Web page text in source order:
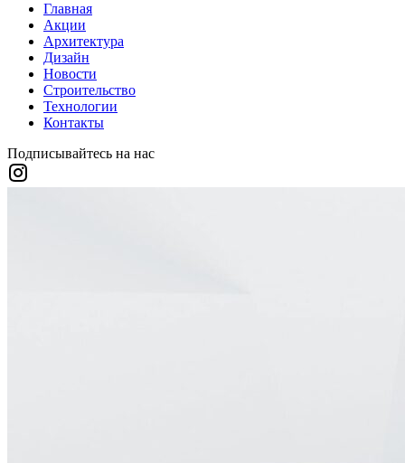
Главная
Акции
Архитектура
Дизайн
Новости
Строительство
Технологии
Контакты
Подписывайтесь на нас